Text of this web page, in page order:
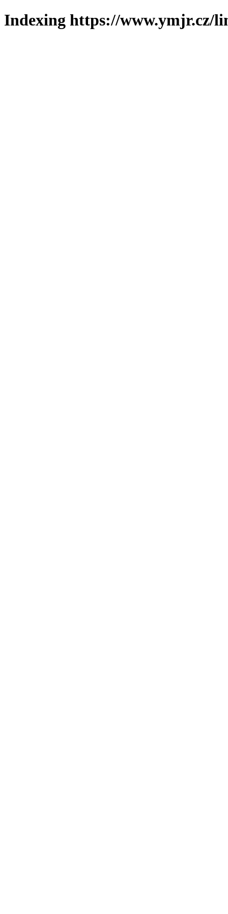
Indexing https://www.ymjr.cz/